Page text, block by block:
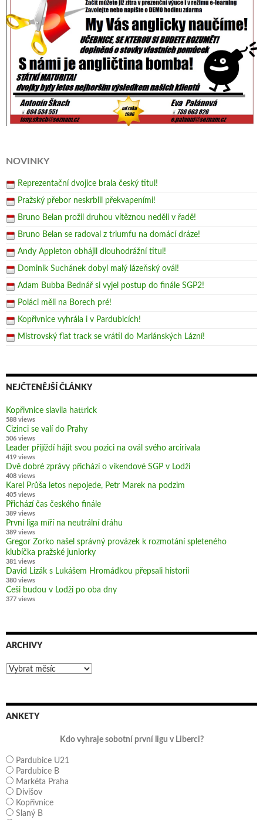
NOVINKY
Reprezentační dvojice brala český titul!
Pražský přebor neskrblil překvapeními!
Bruno Belan prožil druhou vítěznou neděli v řadě!
Bruno Belan se radoval z triumfu na domácí dráze!
Andy Appleton obhájil dlouhodrážní titul!
Dominik Suchánek dobyl malý lázeňský ovál!
Adam Bubba Bednář si vyjel postup do finále SGP2!
Poláci měli na Borech pré!
Kopřivnice vyhrála i v Pardubicích!
Mistrovský flat track se vrátil do Mariánských Lázní!
NEJČTENĚJŠÍ ČLÁNKY
Kopřivnice slavila hattrick
588 views
Cizinci se valí do Prahy
506 views
Leader přijíždí hájit svou pozici na ovál svého arcirivala
419 views
Dvě dobré zprávy přichází o víkendové SGP v Lodži
408 views
Karel Průša letos nepojede, Petr Marek na podzim
405 views
Přichází čas českého finále
389 views
První liga míří na neutrální dráhu
389 views
Gregor Zorko našel správný provázek k rozmotání spleteného
klubíčka pražské juniorky
381 views
David Lizák s Lukášem Hromádkou přepsali historii
380 views
Češi budou v Lodži po oba dny
377 views
ARCHIVY
Archivy
ANKETY
Kdo vyhraje sobotní první ligu v Liberci?
Pardubice U21
Pardubice B
Markéta Praha
Divišov
Kopřivnice
Slaný B